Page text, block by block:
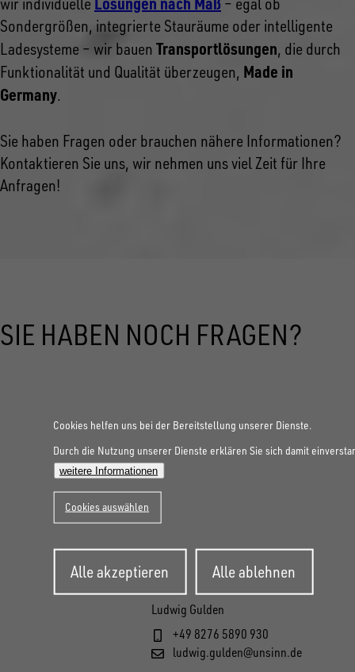
Sondergrößen, integrierte Stauräume oder intelligente
Ladesysteme – wir bauen Transportlösungen, die durch
Funktionalität und Qualität überzeugen, Made in
Germany.
Sie haben Fragen oder brauchen nähere Informationen?
Kontaktieren Sie uns, wir nehmen uns viel Zeit für Ihre
Anfragen!
SIE HABEN NOCH FRAGEN?
Ludwig Gulden
+49 8276 5890 930
ludwig.gulden@unsinn.de
Cookies helfen uns bei der Bereitstellung unserer Dienste.
Durch die Nutzung unserer Dienste erklären Sie sich damit
weitere Informationen
Cookies auswählen
Alle akzeptieren
zurückziehen
Alle ablehnen